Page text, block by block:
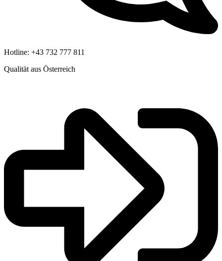
Hotline: +43 732 777 811
Qualität aus Österreich